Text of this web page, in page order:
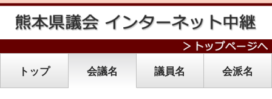
トップ 会議名 議員名 会派名